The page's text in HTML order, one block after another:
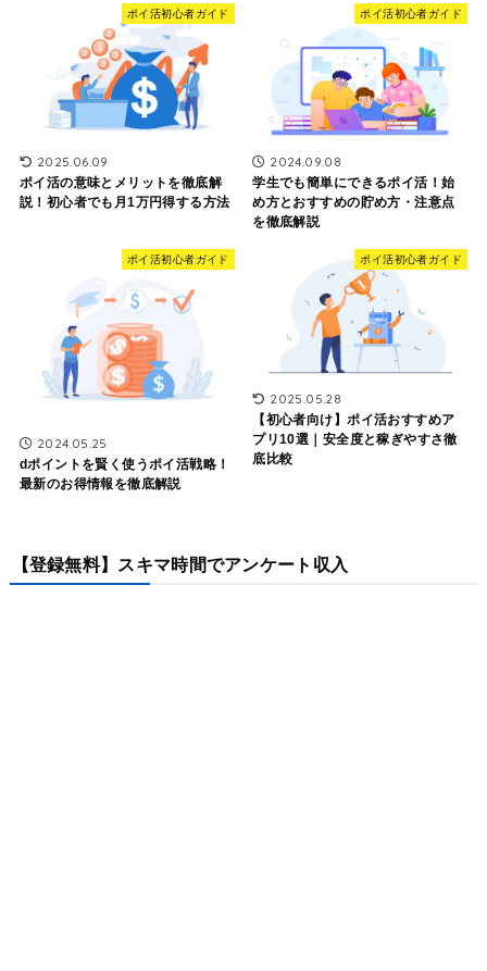
ポイ活初心者ガイド
2025.06.09
ポイ活の意味とメリットを徹底解
説！初心者でも月1万円得する方法
ポイ活初心者ガイド
2024.09.08
学生でも簡単にできるポイ活！始
め方とおすすめの貯め方・注意点
を徹底解説
ポイ活初心者ガイド
2024.05.25
dポイントを賢く使うポイ活戦略！
最新のお得情報を徹底解説
ポイ活初心者ガイド
2025.05.28
【初心者向け】ポイ活おすすめア
プリ10選｜安全度と稼ぎやすさ徹
底比較
【登録無料】スキマ時間でアンケート収入